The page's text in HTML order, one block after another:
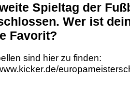
Spieltag der
Wer ist
Favorit?
sind hier zu finden: